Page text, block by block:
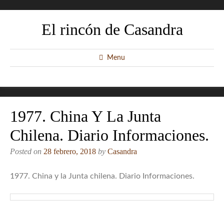
El rincón de Casandra
Menu
1977. China Y La Junta
Chilena. Diario Informaciones.
Posted on 28 febrero, 2018 by Casandra
1977. China y la Junta chilena. Diario Informaciones.